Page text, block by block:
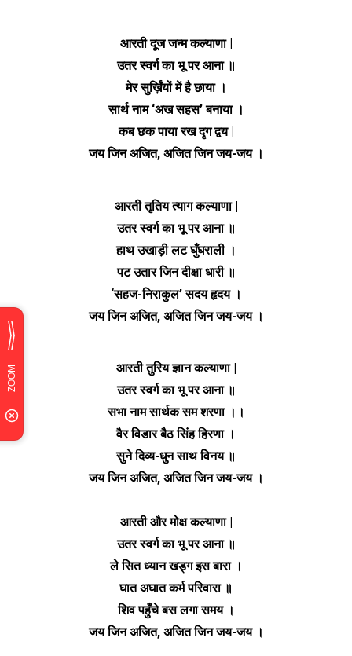
आरती दूज जन्म कल्याणा |
उतर स्वर्ग का भू पर आना ॥
मेर सुर्ख़िंयों में है छाया ।
सार्थ नाम ‘अख सहस’ बनाया ।
कब छक पाया रख दृग द्वय |
जय जिन अजित, अजित जिन जय-जय ।
आरती तृतिय त्याग कल्याणा |
उतर स्वर्ग का भू पर आना ॥
हाथ उखाड़ी लट घुँघराली ।
पट उतार जिन दीक्षा धारी ॥
‘सहज-निराकुल’ सदय हृदय ।
जय जिन अजित, अजित जिन जय-जय ।
आरती तुरिय ज्ञान कल्याणा |
उतर स्वर्ग का भू पर आना ॥
सभा नाम सार्थक सम शरणा ।।
वैर विडार बैठ सिंह हिरणा ।
सुने दिव्य-धुन साथ विनय ॥
जय जिन अजित, अजित जिन जय-जय ।
आरती और मोक्ष कल्याणा |
उतर स्वर्ग का भू पर आना ॥
ले सित ध्यान खड्ग इस बारा ।
घात अघात कर्म परिवारा ॥
शिव पहुँचे बस लगा समय ।
जय जिन अजित, अजित जिन जय-जय ।